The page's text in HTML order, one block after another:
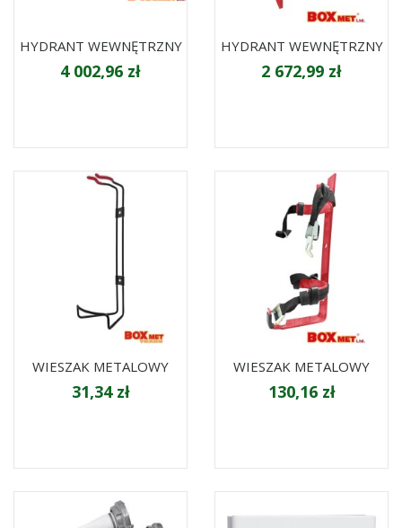
HYDRANT WEWNĘTRZNY
4 002,96 zł
HYDRANT WEWNĘTRZNY
2 672,99 zł
WIESZAK METALOWY
31,34 zł
WIESZAK METALOWY
130,16 zł